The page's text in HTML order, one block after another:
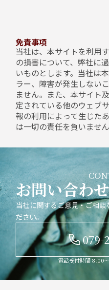
免責事項
当社は、本サイトを利用
の損害について、弊社に
いものとします。当社は
ラー、障害が発生しない
ません。また、本サイト
定されている他のウェブ
報の利用によって生じた
は一切の責任を負いません
お問い合わせ
当社に関するご意見・ご相談
ださい。
079-
電話受付時間 8:00